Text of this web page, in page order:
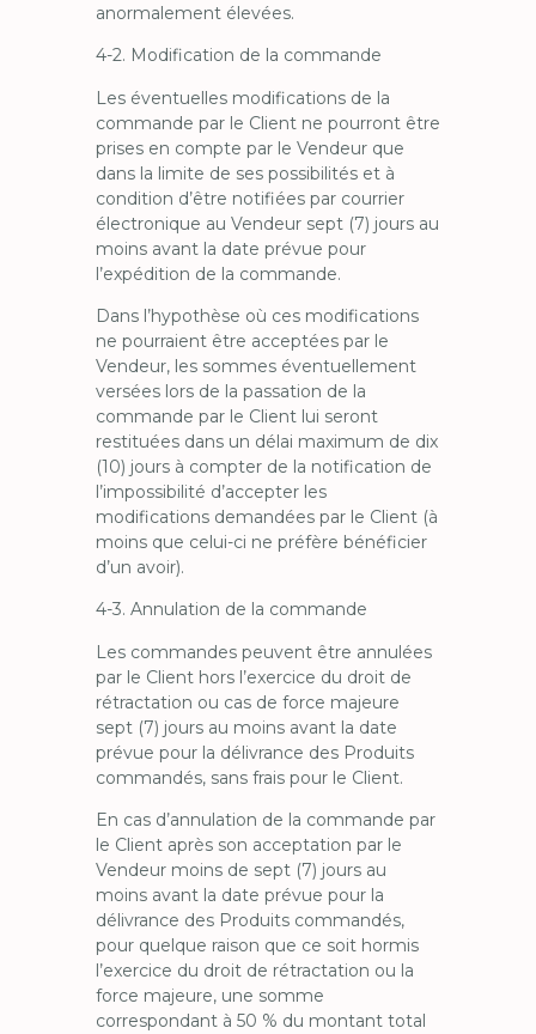
anormalement élevées.
4-2. Modification de la commande
Les éventuelles modifications de la
commande par le Client ne pourront être
prises en compte par le Vendeur que
dans la limite de ses possibilités et à
condition d’être notifiées par courrier
électronique au Vendeur sept (7) jours au
moins avant la date prévue pour
l’expédition de la commande.
Dans l’hypothèse où ces modifications
ne pourraient être acceptées par le
Vendeur, les sommes éventuellement
versées lors de la passation de la
commande par le Client lui seront
restituées dans un délai maximum de dix
(10) jours à compter de la notification de
l’impossibilité d’accepter les
modifications demandées par le Client (à
moins que celui-ci ne préfère bénéficier
d’un avoir).
4-3. Annulation de la commande
Les commandes peuvent être annulées
par le Client hors l’exercice du droit de
rétractation ou cas de force majeure
sept (7) jours au moins avant la date
prévue pour la délivrance des Produits
commandés, sans frais pour le Client.
En cas d’annulation de la commande par
le Client après son acceptation par le
Vendeur moins de sept (7) jours au
moins avant la date prévue pour la
délivrance des Produits commandés,
pour quelque raison que ce soit hormis
l’exercice du droit de rétractation ou la
force majeure, une somme
correspondant à 50 % du montant total